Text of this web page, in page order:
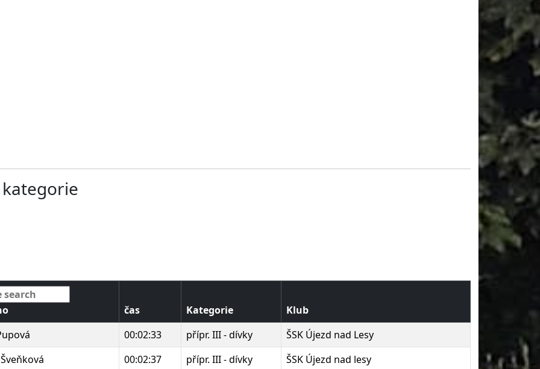
čas Kategorie
Klub
00:02:33 přípr. III - dívky
ŠSK Újezd nad Lesy
00:02:37 přípr. III - dívky
ŠSK Újezd nad lesy